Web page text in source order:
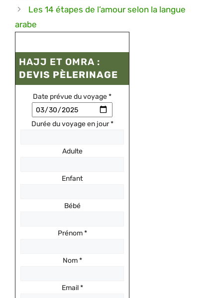
Les 14 étapes de l’amour selon la langue
arabe
HAJJ ET OMRA :
DEVIS PÈLERINAGE
Date prévue du voyage*
Durée du voyage en jour*
Adulte
Enfant
Bébé
Prénom*
Nom*
Email*